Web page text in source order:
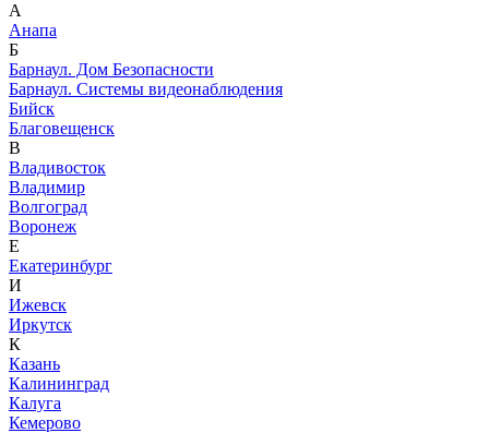
А
Анапа
Б
Барнаул. Дом Безопасности
Барнаул. Системы видеонаблюдения
Бийск
Благовещенск
В
Владивосток
Владимир
Волгоград
Воронеж
Е
Екатеринбург
И
Ижевск
Иркутск
К
Казань
Калининград
Калуга
Кемерово